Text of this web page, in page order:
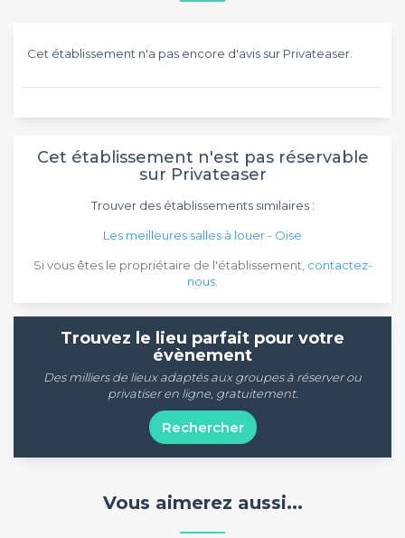
Cet établissement n'a pas encore d'avis sur Privateaser.
Cet établissement n'est pas réservable
sur Privateaser
Trouver des établissements similaires :
Les meilleures salles à louer - Oise
Si vous êtes le propriétaire de l'établissement, contactez-
nous
Trouvez le lieu parfait pour votre
évènement
Des milliers de lieux adaptés aux groupes à réserver ou
privatiser en ligne, gratuitement.
Rechercher
Vous aimerez aussi...